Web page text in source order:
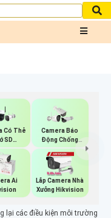
Có Thẻ
SD
Camera Báo
Động Chống
Trộm Hikvision
Ai
Lắp Camera Nhà
Xưởng Hikvision
lại các điều kiện môi trường